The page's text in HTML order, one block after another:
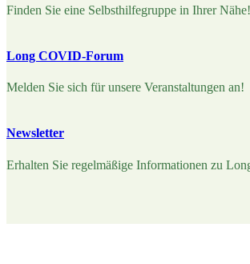
Finden Sie eine Selbsthilfegruppe in Ihrer Nähe!
Long COVID-Forum
Melden Sie sich für unsere Veranstaltungen an!
Newsletter
Erhalten Sie regelmäßige Informationen zu